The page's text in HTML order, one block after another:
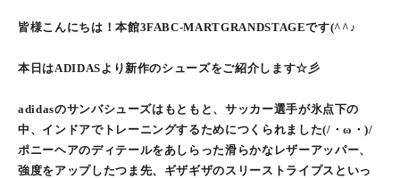
皆様こんにちは！本館3FABC-MARTGRANDSTAGEです(^^♪
本日はADIDASより新作のシューズをご紹介します☆彡
adidasのサンバシューズはもともと、サッカー選手が氷点下の
中、インドアでトレーニングするためにつくられました(/・ω・)/
ポニーヘアのディテールをあしらった滑らかなレザーアッパー、
強度をアップしたつま先、ギザギザのスリーストライプスといっ